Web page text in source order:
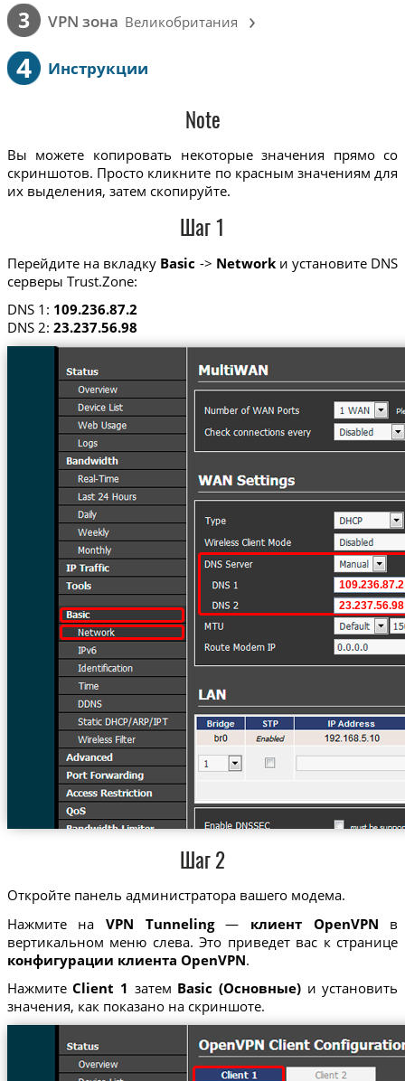
3 VPN зона Великобритания ›
4 Инструкции
Note
Вы можете копировать некоторые значения прямо со
скриншотов. Просто кликните по красным значениям для
их выделения, затем скопируйте.
Шаг 1
Перейдите на вкладку Basic -> Networkи установите DNS
серверы Trust.Zone:
DNS 1: 109.236.87.2
DNS 2: 23.237.56.98
Шаг 2
Откройте панель администратора вашего модема.
Нажмите на VPN Tunneling— клиент OpenVPN в
вертикальном меню слева. Это приведет вас к странице
конфигурации клиента OpenVPN.
НажмитеClient 1 затем Basic (Основные) и установить
значения, как показано на скриншоте.